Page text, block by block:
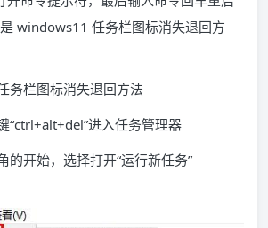
windows11 任务栏图标消失退回方
务栏图标消失退回方法
“ctrl+alt+del”进入任务管理器
的开始，选择打开“运行新任务”